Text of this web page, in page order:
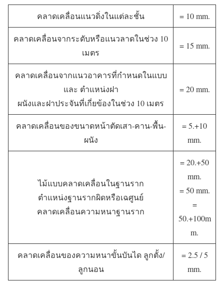
คลาดเคลื่อนแนวดิ่งในแต่ละชั้น = 10 mm.
คลาดเคลื่อนจากระดับหรือแนวลาดในช่วง 10
เมตร
= 15 mm.
คลาดเคลื่อนจากแนวอาคารที่กำหนดในแบบ
และ ตำแหน่งฝา
ผนังและฝาประจันที่เกี่ยข้องในช่วง 10 เมตร
= 20 mm.
คลาดเคลื่อนของขนาดหน้าตัดเสา-คาน-พื้น-
ผนัง
= 5.+10
mm.
ไม้แบบคลาดเคลื่อนในฐานราก
ตำแหน่งฐานรากผิดหรือเฉศูนย์
คลาดเคลื่อนความหนาฐานราก
= 20.+50
mm.
= 50 mm.
=
50.+100m
m.
คลาดเคลื่อนของความหนาขั้นบันได ลูกตั้ง/
ลูกนอน
= 2.5 / 5
mm.